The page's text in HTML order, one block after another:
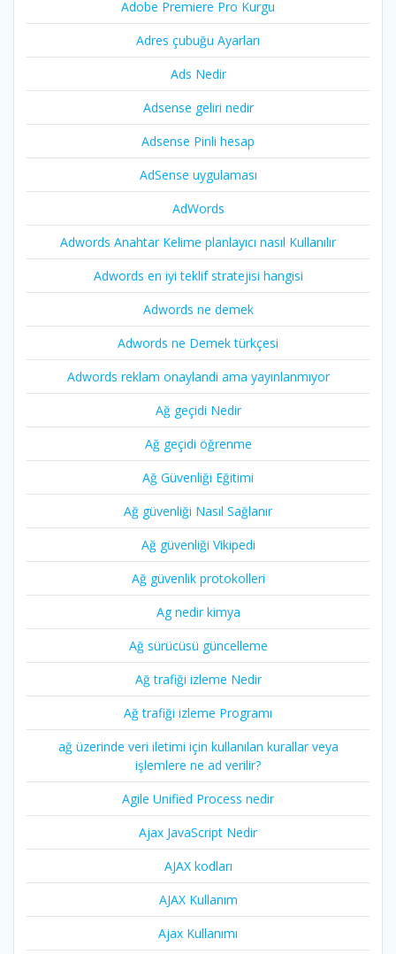
Adobe Premiere Pro Kurgu
Adres çubuğu Ayarları
Ads Nedir
Adsense geliri nedir
Adsense Pinli hesap
AdSense uygulaması
AdWords
Adwords Anahtar Kelime planlayıcı nasıl Kullanılır
Adwords en iyi teklif stratejisi hangisi
Adwords ne demek
Adwords ne Demek türkçesi
Adwords reklam onaylandi ama yayınlanmıyor
Ağ geçidi Nedir
Ağ geçidi öğrenme
Ağ Güvenliği Eğitimi
Ağ güvenliği Nasıl Sağlanır
Ağ güvenliği Vikipedi
Ağ güvenlik protokolleri
Ag nedir kimya
Ağ sürücüsü güncelleme
Ağ trafiği izleme Nedir
Ağ trafiği izleme Programı
ağ üzerinde veri iletimi için kullanılan kurallar veya
işlemlere ne ad verilir?
Agile Unified Process nedir
Ajax JavaScript Nedir
AJAX kodları
AJAX Kullanım
Ajax Kullanımı